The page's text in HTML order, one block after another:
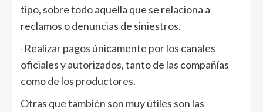
tipo, sobre todo aquella que se relaciona a
reclamos o denuncias de siniestros.
-Realizar pagos únicamente por los canales
oficiales y autorizados, tanto de las compañías
como de los productores.
Otras que también son muy útiles son las